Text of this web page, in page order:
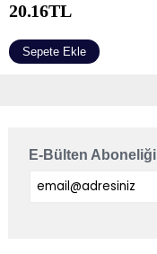
20.16TL
Sepete Ekle
E-Bülten Aboneliği